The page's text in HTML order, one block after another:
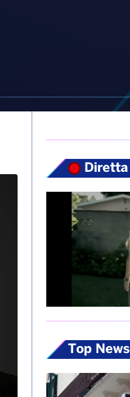
Diretta
Top News